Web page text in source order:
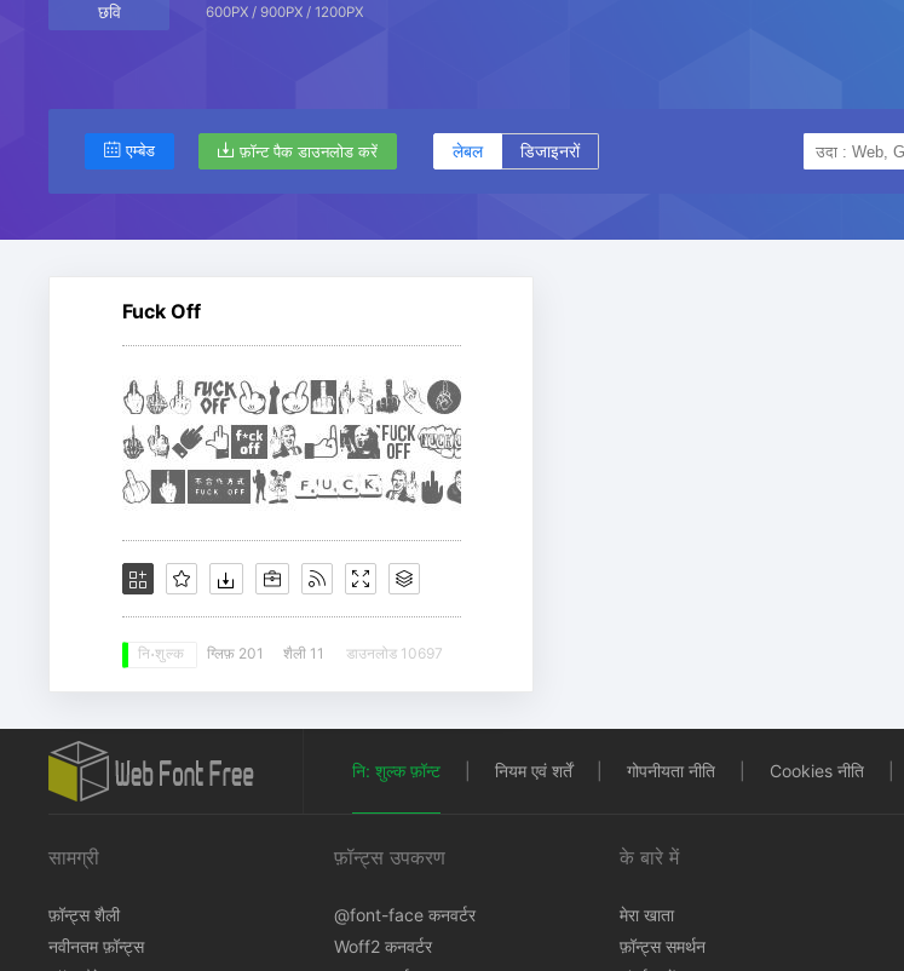
छवि 600PX / 900PX / 1200PX
एम्बेड फ़ॉन्ट पैक डाउनलोड करें लेबल डिजाइनरों
Fuck Off
नि: शुल्क ग्लिफ़ 201 शैली 11 डाउनलोड 10697
नि: शुल्क फ़ॉन्ट नियम एवं शर्तें गोपनीयता नीति Cookies नीति
सामग्री
फ़ॉन्ट्स शैली
नवीनतम फ़ॉन्ट्स
फ़ॉन्ट्स उपकरण
@font-face कनवर्टर
Woff2 कनवर्टर
के बारे में
मेरा खाता
फ़ॉन्ट्स समर्थन